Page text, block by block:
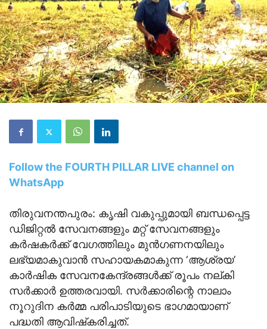
Follow the FOURTH PILLAR LIVE channel on
WhatsApp
തിരുവനന്തപുരം: കൃഷി വകുപ്പുമായി ബന്ധപ്പെട്ട
ഡിജിറ്റൽ സേവനങ്ങളും മറ്റ് സേവനങ്ങളും
കർഷകർക്ക് വേഗത്തിലും മുൻഗണനയിലും
ലഭ്യമാകുവാൻ സഹായകമാകുന്ന ‘ആശ്രയ’
കാർഷിക സേവനകേന്ദ്രങ്ങൾക്ക് രൂപം നല്കി
സർക്കാർ ഉത്തരവായി. സർക്കാരിന്റെ നാലാം
നൂറുദിന കർമ്മ പരിപാടിയുടെ ഭാഗമായാണ്
പദ്ധതി ആവിഷ്‌കരിച്ചത്.